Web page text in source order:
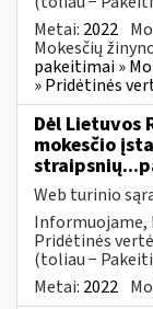
Metai: 2022
Mokesčių
pakeitimai »
» Pridėtinės
Dėl Lietuvos
mokesčio
Web turinio
Informuojame,
Pridėtinės
(toliau −
Metai: 2022